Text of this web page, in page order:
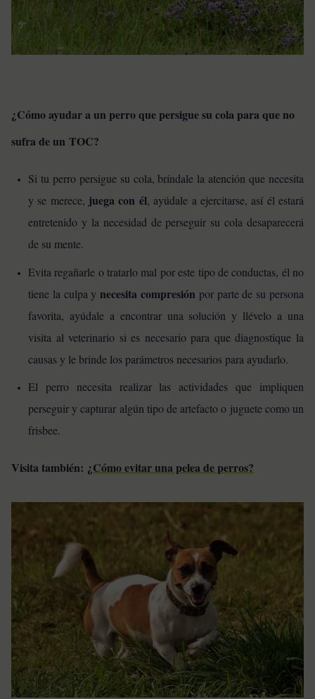
¿Cómo ayudar a un perro que persigue su cola para que no
sufra de un TOC?
Si tu perro persigue su cola, bríndale la atención que necesita
y se merece, juega con él, ayúdale a ejercitarse, así él estará
entretenido y la necesidad de perseguir su cola desaparecerá
de su mente.
Evita regañarle o tratarlo mal por este tipo de conductas, él no
tiene la culpa y necesita compresión por parte de su persona
favorita, ayúdale a encontrar una solución y llévelo a una
visita al veterinario si es necesario para que diagnostique la
causas y le brinde los parámetros necesarios para ayudarlo.
El perro necesita realizar las actividades que impliquen
perseguir y capturar algún tipo de artefacto o juguete como un
frisbee.
Visita también: ¿Cómo evitar una pelea de perros?